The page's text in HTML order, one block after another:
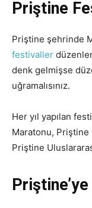
Priştine
Priştine şehrinde
festivaller
denk gelmişse
uğramalısınız.
Her yıl yapılan
Maratonu, Priştine
Priştine